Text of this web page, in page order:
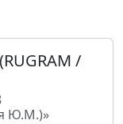
/
Ю.М.)»